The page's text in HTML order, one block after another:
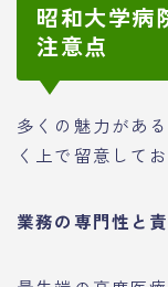
昭和大学病
注意点
多くの魅力があ
く上で留意して
業務の専門性と